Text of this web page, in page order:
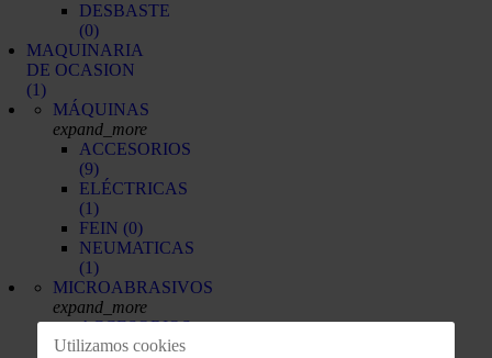
DESBASTE
(0)
MAQUINARIA
DE OCASION
(1)
MÁQUINAS
expand_more
ACCESORIOS
(9)
ELÉCTRICAS
(1)
FEIN (0)
NEUMATICAS
(1)
MICROABRASIVOS
expand_more
ACCESORIOS
(0)
Utilizamos cookies